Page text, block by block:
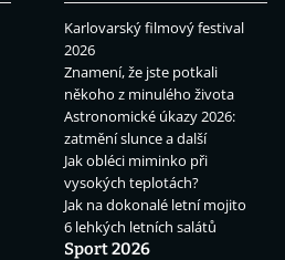
Karlovarský filmový festival
2026
Znamení, že jste potkali
někoho z minulého života
Astronomické úkazy 2026:
zatmění slunce a další
Jak obléci miminko při
vysokých teplotách?
Jak na dokonalé letní mojito
6 lehkých letních salátů
Sport 2026